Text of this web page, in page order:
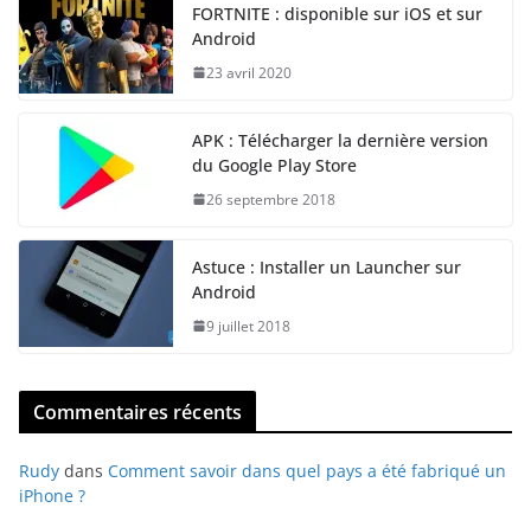
FORTNITE : disponible sur iOS et sur
Android
23 avril 2020
APK : Télécharger la dernière version
du Google Play Store
26 septembre 2018
Astuce : Installer un Launcher sur
Android
9 juillet 2018
Commentaires récents
Rudy dans Comment savoir dans quel pays a été fabriqué un
iPhone ?